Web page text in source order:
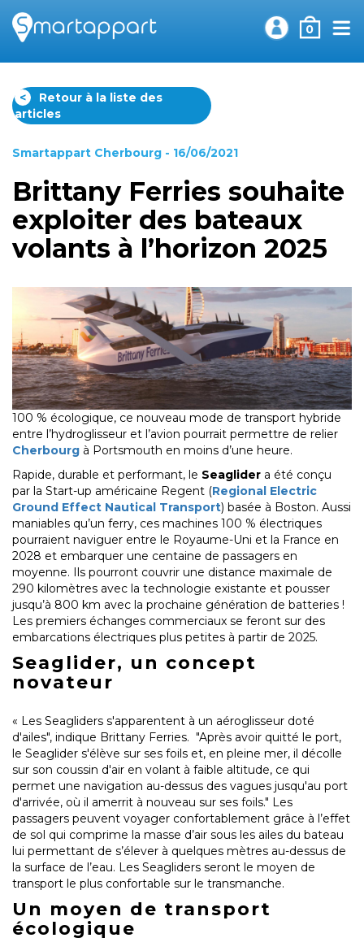
0
<
Retour à la liste des
articles
Smartappart Cherbourg - 16/06/2021
Brittany Ferries souhaite
exploiter des bateaux
volants à l’horizon 2025
100 % écologique, ce nouveau mode de transport hybride
entre l’hydroglisseur et l’avion pourrait permettre de relier
Cherbourg à Portsmouth en moins d’une heure.
Rapide, durable et performant, le Seaglider a été conçu
par la Start-up américaine Regent (Regional Electric
Ground Effect Nautical Transport) basée à Boston. Aussi
maniables qu’un ferry, ces machines 100 % électriques
pourraient naviguer entre le Royaume-Uni et la France en
2028 et embarquer une centaine de passagers en
moyenne. Ils pourront couvrir une distance maximale de
290 kilomètres avec la technologie existante et pousser
jusqu’à 800 km avec la prochaine génération de batteries !
Les premiers échanges commerciaux se feront sur des
embarcations électriques plus petites à partir de 2025.
Seaglider, un concept
novateur
« Les Seagliders s'apparentent à un aéroglisseur doté
d'ailes", indique Brittany Ferries. "Après avoir quitté le port,
le Seaglider s'élève sur ses foils et, en pleine mer, il décolle
sur son coussin d'air en volant à faible altitude, ce qui
permet une navigation au-dessus des vagues jusqu'au port
d'arrivée, où il amerrit à nouveau sur ses foils." Les
passagers peuvent voyager confortablement grâce à l’effet
de sol qui comprime la masse d’air sous les ailes du bateau
lui permettant de s’élever à quelques mètres au-dessus de
la surface de l’eau. Les Seagliders seront le moyen de
transport le plus confortable sur le transmanche.
Un moyen de transport
écologique